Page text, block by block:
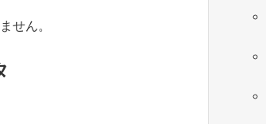
せん。